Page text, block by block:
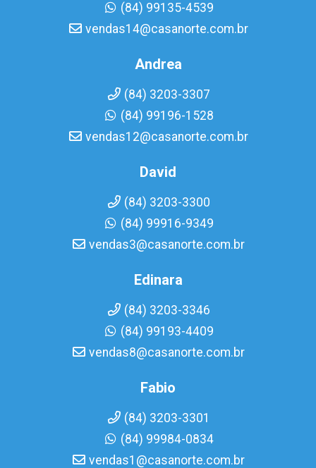
(84) 99135-4539
vendas14@casanorte.com.br
Andrea
(84) 3203-3307
(84) 99196-1528
vendas12@casanorte.com.br
David
(84) 3203-3300
(84) 99916-9349
vendas3@casanorte.com.br
Edinara
(84) 3203-3346
(84) 99193-4409
vendas8@casanorte.com.br
Fabio
(84) 3203-3301
(84) 99984-0834
vendas1@casanorte.com.br